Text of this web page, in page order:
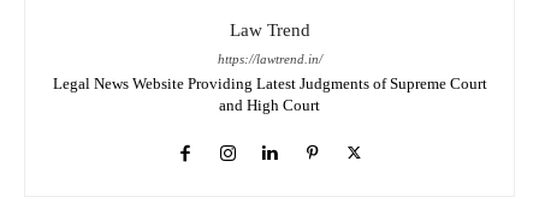
Law Trend
https://lawtrend.in/
Legal News Website Providing Latest Judgments of Supreme Court
and High Court